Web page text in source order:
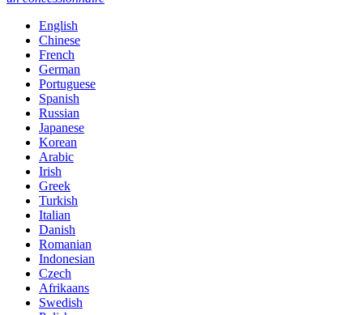
English
Chinese
French
German
Portuguese
Spanish
Russian
Japanese
Korean
Arabic
Irish
Greek
Turkish
Italian
Danish
Romanian
Indonesian
Czech
Afrikaans
Swedish